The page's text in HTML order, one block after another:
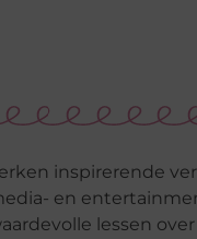
inspirerende
en
lessen